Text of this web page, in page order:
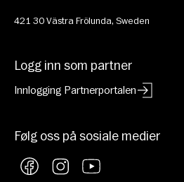
421 30 Västra Frölunda, Sweden
Logg inn som partner
Innlogging Partnerportalen
Følg oss på sosiale medier
FacebookInstagramYouTube